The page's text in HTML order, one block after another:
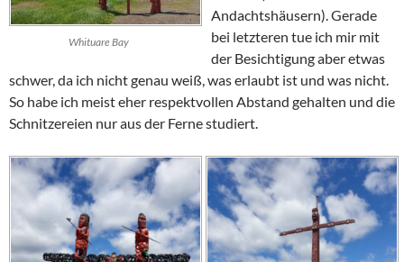
Whituare Bay
Andachtshäusern). Gerade
bei letzteren tue ich mir mit
der Besichtigung aber etwas
schwer, da ich nicht genau weiß, was erlaubt ist und was nicht.
So habe ich meist eher respektvollen Abstand gehalten und die
Schnitzereien nur aus der Ferne studiert.